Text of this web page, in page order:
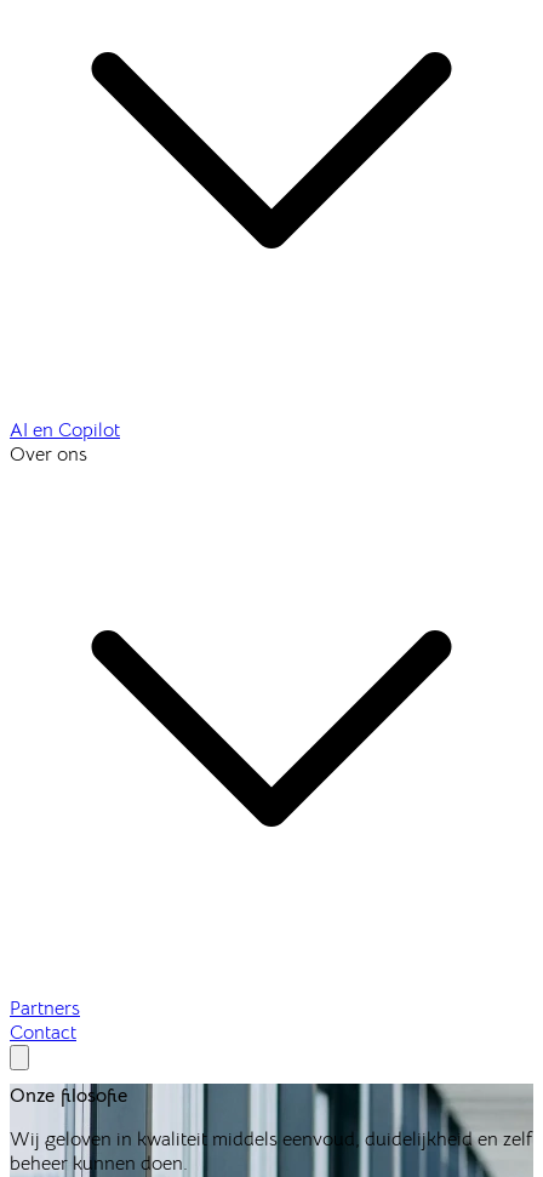
AI en Copilot
Over ons
Partners
Contact
Onze filosofie
Wij geloven in kwaliteit middels eenvoud, duidelijkheid en zelf
beheer kunnen doen.